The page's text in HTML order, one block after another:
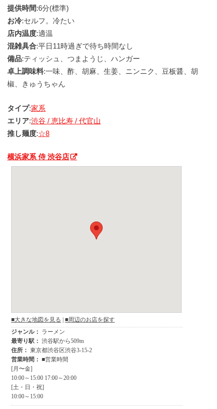
提供時間:6分(標準)
お冷:セルフ。冷たい
店内温度:適温
混雑具合:平日11時過ぎで待ち時間なし
備品:ティッシュ、つまようじ、ハンガー
卓上調味料:一味、酢、胡麻、生姜、ニンニク、豆板醤、胡
椒、きゅうちゃん
タイプ:家系
エリア:渋谷 / 恵比寿 / 代官山
推し麺度:☆8
横浜家系 侍 渋谷店